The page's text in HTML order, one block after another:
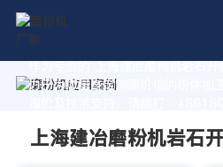
作为专业的 上海建冶磨粉机岩石
力于为您量身定制高价值的粉体加
上海建冶磨粉机岩石